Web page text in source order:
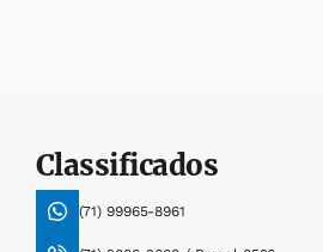
Classificados
(71) 99965-8961